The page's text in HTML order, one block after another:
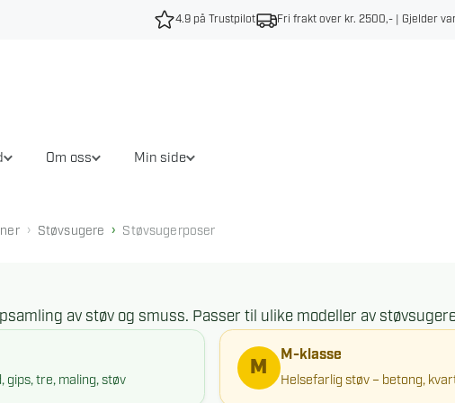
4.9 på Trustpilot Fri frakt over kr. 2500,- | Gjelder
Om oss Min side
› Støvsugere › Støvsugerposer
av støv og smuss. Passer til ulike modeller av
gips, tre, maling, støv
M-klasse
Helsefarlig støv – betong,